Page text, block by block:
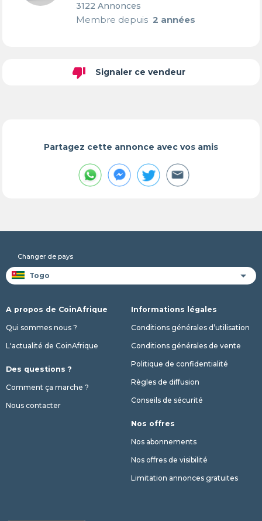
3122 Annonces
Membre depuis2 années
thumb_down Signaler ce vendeur
Partagez cette annonce avec vos amis
Changer de pays
A propos de CoinAfrique
Qui sommes nous ?
L'actualité de CoinAfrique
Des questions ?
Comment ça marche ?
Nous contacter
Informations légales
Conditions générales d’utilisation
Conditions générales de vente
Politique de confidentialité
Règles de diffusion
Conseils de sécurité
Nos offres
Nos abonnements
Nos offres de visibilité
Limitation annonces gratuites